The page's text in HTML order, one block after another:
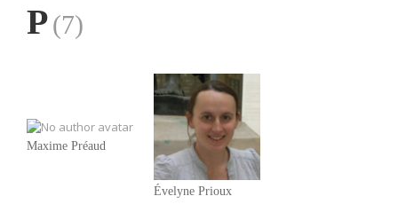
P(7)
Maxime Préaud
Évelyne Prioux